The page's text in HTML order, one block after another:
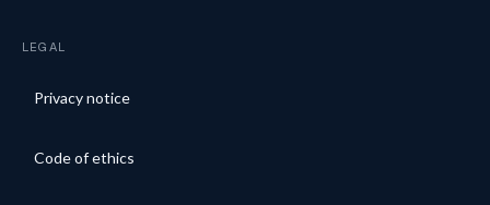
LEGAL
Privacy notice
Code of ethics